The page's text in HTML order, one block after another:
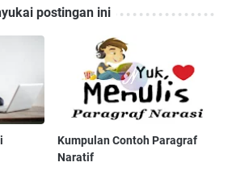
postingan ini
Kumpulan Contoh Paragraf
Naratif